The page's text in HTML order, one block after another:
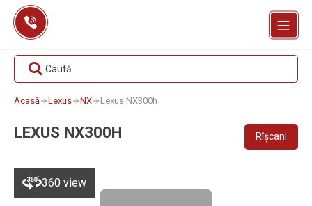
Skip
content
Caută
Acasă Lexus NX Lexus NX300h
LEXUS NX300H Rîșcani
360 view